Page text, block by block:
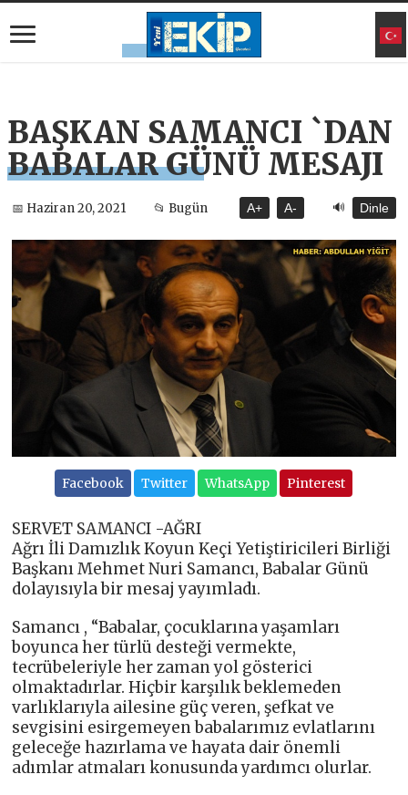
BAŞKAN SAMANCI `DAN
BABALAR GÜNÜ MESAJI
📅 Haziran 20, 2021 📂 Bugün A+ A- 🔊 Dinle
Facebook Twitter WhatsApp Pinterest
SERVET SAMANCI -AĞRI
Ağrı İli Damızlık Koyun Keçi Yetiştiricileri Birliği
Başkanı Mehmet Nuri Samancı, Babalar Günü
dolayısıyla bir mesaj yayımladı.
Samancı , “Babalar, çocuklarına yaşamları
boyunca her türlü desteği vermekte,
tecrübeleriyle her zaman yol gösterici
olmaktadırlar. Hiçbir karşılık beklemeden
varlıklarıyla ailesine güç veren, şefkat ve
sevgisini esirgemeyen babalarımız evlatlarını
geleceğe hazırlama ve hayata dair önemli
adımlar atmaları konusunda yardımcı olurlar.